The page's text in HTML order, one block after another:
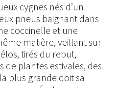
cygnes nés d’un
pneus baignant dans
coccinelle et une
matière, veillant sur
tirés du rebut,
de plantes estivales, des
plus grande doit sa